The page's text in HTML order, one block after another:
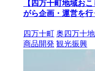
【四万十町地域お
がら企画・運営を行
四万十町 奥四万十
商品開発 観光振興